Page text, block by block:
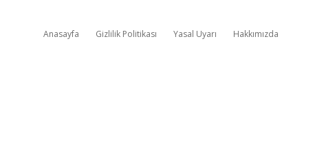
Anasayfa Gizlilik Politikası Yasal Uyarı Hakkımızda